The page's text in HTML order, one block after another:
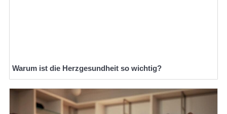
Warum ist die Herzgesundheit so wichtig?